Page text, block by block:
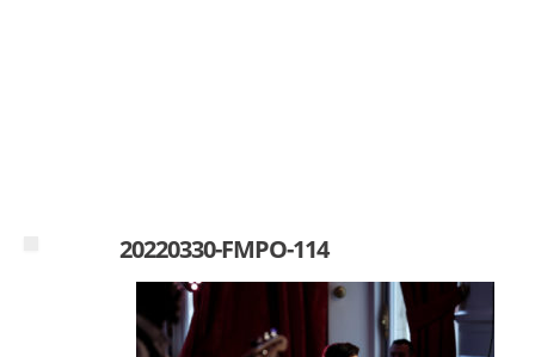
20220330-FMPO-114